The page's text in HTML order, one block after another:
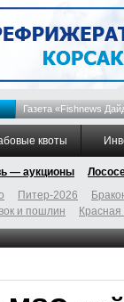
Газета «Fishnews
квоты
— аукционы
Питер-2026
и пошлин